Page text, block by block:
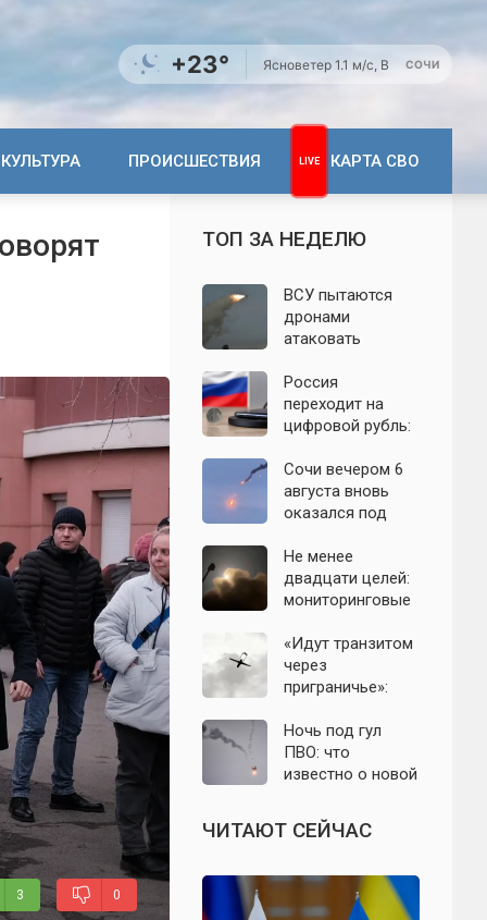
+23° Ясноветер 1.1 м/с, В СОЧИ
КУЛЬТУРА ПРОИСШЕСТВИЯ КАРТА СВО
3 0
ТОП ЗА НЕДЕЛЮ
ВСУ пытаются
дронами
атаковать
Крыма: свежие
подробности
налёта на
06.08.2026
Россия
переходит на
цифровой рубль:
систему сравнили
с моделью СССР
Сочи вечером 6
августа вновь
оказался под
беспилотников
Не менее
двадцати целей:
мониторинговые
сообщили о
группе БПЛА на
подлёте к
«Идут транзитом
через
приграничье»:
точки запуска
дронов ВСУ по
Подмосковью
Ночь под гул
ПВО: что
известно о новой
Подмосковье и
Москву 6 августа
ЧИТАЮТ СЕЙЧАС